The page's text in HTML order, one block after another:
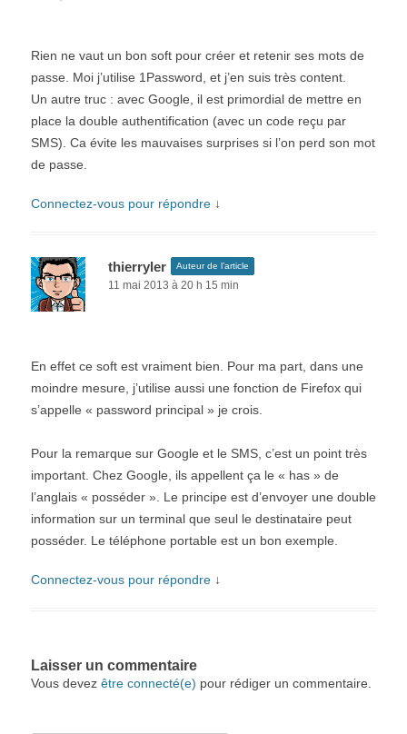
Rien ne vaut un bon soft pour créer et retenir ses mots de
passe. Moi j’utilise 1Password, et j’en suis très content.
Un autre truc : avec Google, il est primordial de mettre en
place la double authentification (avec un code reçu par
SMS). Ca évite les mauvaises surprises si l’on perd son mot
de passe.
Connectez-vous pour répondre ↓
thierryler Auteur de l’article
11 mai 2013 à 20 h 15 min
En effet ce soft est vraiment bien. Pour ma part, dans une
moindre mesure, j’utilise aussi une fonction de Firefox qui
s’appelle « password principal » je crois.
Pour la remarque sur Google et le SMS, c’est un point très
important. Chez Google, ils appellent ça le « has » de
l’anglais « posséder ». Le principe est d’envoyer une double
information sur un terminal que seul le destinataire peut
posséder. Le téléphone portable est un bon exemple.
Connectez-vous pour répondre ↓
Laisser un commentaire
Vous devez être connecté(e) pour rédiger un commentaire.